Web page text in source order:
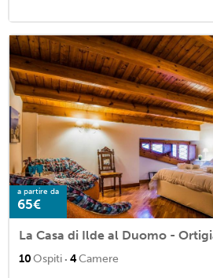
a partire da
65€
La Casa di Ilde al Duomo -
10Ospiti · 4Camere